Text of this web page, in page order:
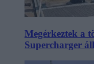
Megérkeztek a
Supercharger